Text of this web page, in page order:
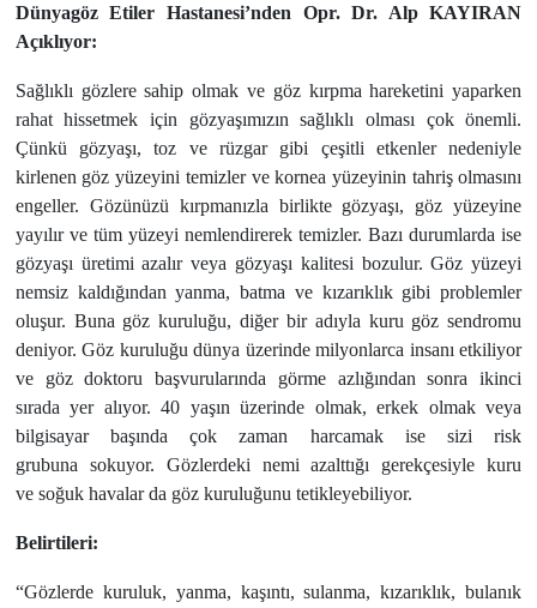
Dünyagöz Etiler Hastanesi’nden Opr. Dr. Alp KAYIRAN
Açıklıyor:
Sağlıklı gözlere sahip olmak ve göz kırpma hareketini yaparken
rahat hissetmek için gözyaşımızın sağlıklı olması çok önemli.
Çünkü gözyaşı, toz ve rüzgar gibi çeşitli etkenler nedeniyle
kirlenen göz yüzeyini temizler ve kornea yüzeyinin tahriş olmasını
engeller. Gözünüzü kırpmanızla birlikte gözyaşı, göz yüzeyine
yayılır ve tüm yüzeyi nemlendirerek temizler. Bazı durumlarda ise
gözyaşı üretimi azalır veya gözyaşı kalitesi bozulur. Göz yüzeyi
nemsiz kaldığından yanma, batma ve kızarıklık gibi problemler
oluşur. Buna göz kuruluğu, diğer bir adıyla kuru göz sendromu
deniyor. Göz kuruluğu dünya üzerinde milyonlarca insanı etkiliyor
ve göz doktoru başvurularında görme azlığından sonra ikinci
sırada yer alıyor. 40 yaşın üzerinde olmak, erkek olmak veya
bilgisayar başında çok zaman harcamak ise sizi risk
grubuna sokuyor. Gözlerdeki nemi azalttığı gerekçesiyle kuru
ve soğuk havalar da göz kuruluğunu tetikleyebiliyor.
Belirtileri:
“Gözlerde kuruluk, yanma, kaşıntı, sulanma, kızarıklık, bulanık